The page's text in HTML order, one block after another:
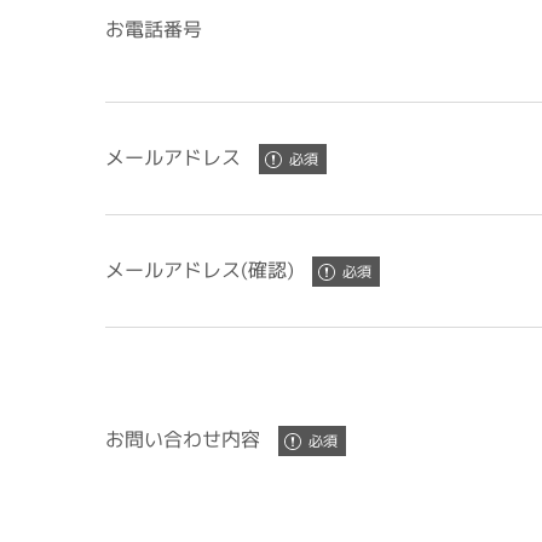
お電話番号
メールアドレス
メールアドレス(確認)
お問い合わせ内容